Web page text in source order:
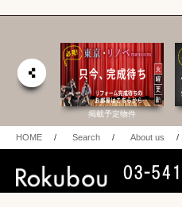
掲載予定物件
HOME / Search / About us /